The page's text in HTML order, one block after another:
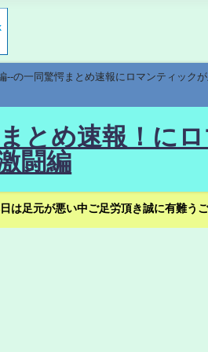
の一同驚愕まとめ速報にロマンティック
とめ速報！に
闘編
足元が悪い中ご足労頂き誠に有難うご